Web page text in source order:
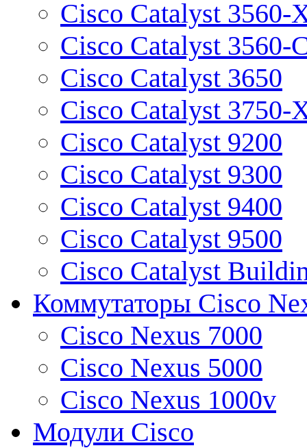
Cisco Catalyst 3560-
Cisco Catalyst 3560-
Cisco Catalyst 3650
Cisco Catalyst 3750-
Cisco Catalyst 9200
Cisco Catalyst 9300
Cisco Catalyst 9400
Cisco Catalyst 9500
Cisco Catalyst
Коммутаторы Cisco
Cisco Nexus 7000
Cisco Nexus 5000
Cisco Nexus 1000v
Модули Cisco